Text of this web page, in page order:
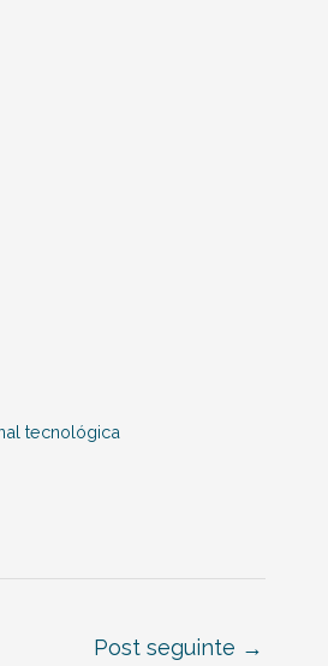
tecnológica
Post seguinte →